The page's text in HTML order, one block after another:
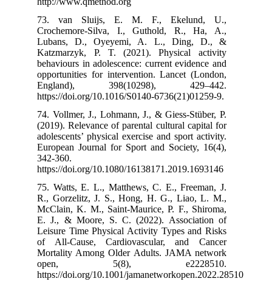
73. van
Lubans, D.,
Katzmarzyk,
behaviours in
opportunities
England),
https://doi.org/
74. Vollmer,
(2019).
adolescents’
European
https://doi.org/
75. Watts, E.
R., Gorzelitz,
McClain, K.
E. J., &
Leisure Time
of All-Cause,
Mortality
open,
https://doi.org/